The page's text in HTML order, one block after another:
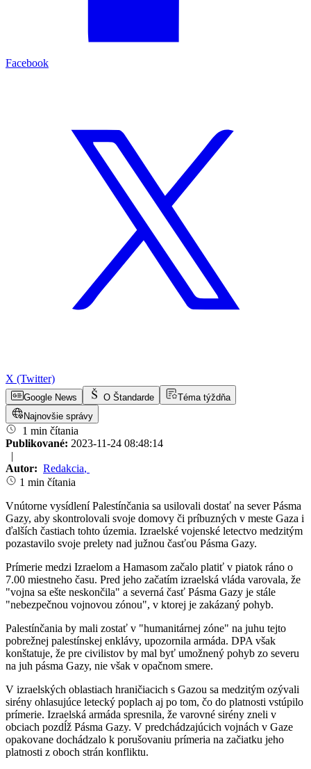
Facebook
X (Twitter)
Google News O Štandarde
Téma týždňa
Najnovšie správy
1 min čítania
Publikované: 2023-11-24 08:48:14
|
Autor: Redakcia,
1 min čítania
Vnútorne vysídlení Palestínčania sa usilovali dostať na sever Pásma
Gazy, aby skontrolovali svoje domovy či príbuzných v meste Gaza i
ďalších častiach tohto územia. Izraelské vojenské letectvo medzitým
pozastavilo svoje prelety nad južnou časťou Pásma Gazy.
Prímerie medzi Izraelom a Hamasom začalo platiť v piatok ráno o
7.00 miestneho času. Pred jeho začatím izraelská vláda varovala, že
"vojna sa ešte neskončila" a severná časť Pásma Gazy je stále
"nebezpečnou vojnovou zónou", v ktorej je zakázaný pohyb.
Palestínčania by mali zostať v "humanitárnej zóne" na juhu tejto
pobrežnej palestínskej enklávy, upozornila armáda. DPA však
konštatuje, že pre civilistov by mal byť umožnený pohyb zo severu
na juh pásma Gazy, nie však v opačnom smere.
V izraelských oblastiach hraničiacich s Gazou sa medzitým ozývali
sirény ohlasujúce letecký poplach aj po tom, čo do platnosti vstúpilo
prímerie. Izraelská armáda spresnila, že varovné sirény zneli v
obciach pozdĺž Pásma Gazy. V predchádzajúcich vojnách v Gaze
opakovane dochádzalo k porušovaniu prímeria na začiatku jeho
platnosti z oboch strán konfliktu.